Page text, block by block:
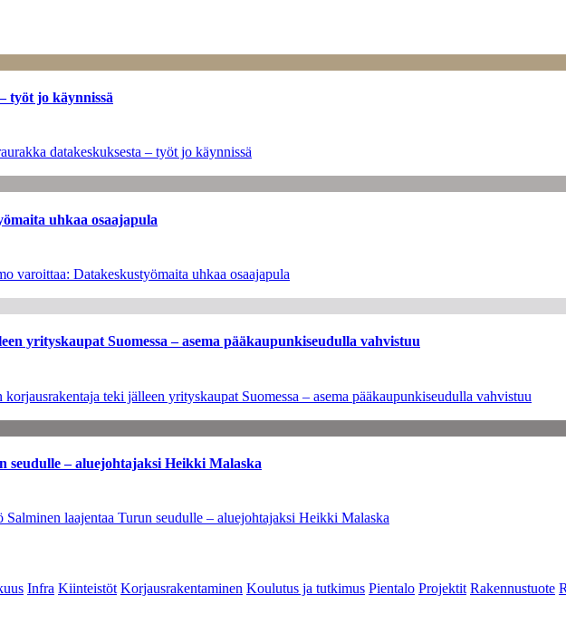
työt jo käynnissä
datakeskuksesta – työt jo käynnissä
uhkaa osaajapula
varoittaa: Datakeskustyömaita uhkaa osaajapula
yrityskaupat Suomessa – asema pääkaupunkiseudulla vahvistuu
teki jälleen yrityskaupat Suomessa – asema pääkaupunkiseudulla vahvistuu
seudulle – aluejohtajaksi Heikki Malaska
laajentaa Turun seudulle – aluejohtajaksi Heikki Malaska
Infra Kiinteistöt Korjausrakentaminen Koulutus ja tutkimus Pientalo Projektit Rakennustuote